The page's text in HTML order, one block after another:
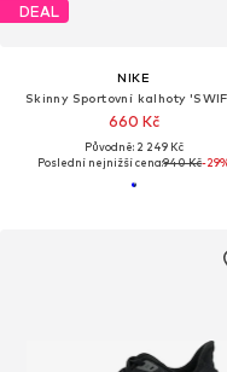
DEAL
NIKE
Skinny Sportovní kalhoty
660 Kč
Původně: 2 249 Kč
Poslední nejnižší cena:940 Kč-